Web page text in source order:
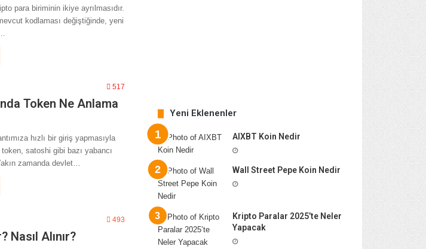
para biriminin ikiye ayrılmasıdır.
kodlaması değiştiğinde, yeni
517
Token Ne Anlama
hızlı bir giriş yapmasıyla
satoshi gibi bazı yabancı
zamanda devlet…
493
Nasıl Alınır?
Yeni Eklenenler
AIXBT Koin Nedir
Wall Street Pepe Koin Nedir
Kripto Paralar 2025’te Neler
Yapacak